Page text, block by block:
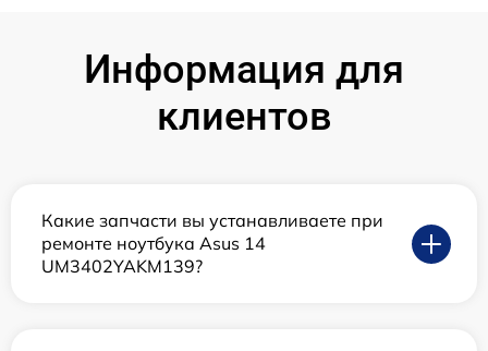
Информация для
клиентов
Какие запчасти вы устанавливаете при
ремонте ноутбука Asus 14
UM3402YAKM139?